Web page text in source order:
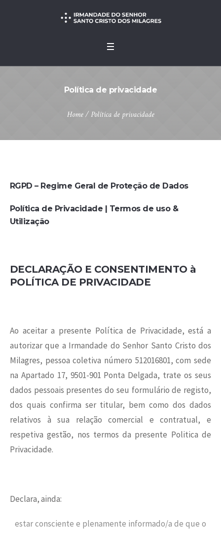
Política de privacidade
Home / Política de privacidade
RGPD – Regime Geral de Proteção de Dados
Política de Privacidade | Termos de uso &
Utilização
DECLARAÇÃO E CONSENTIMENTO à
POLÍTICA DE PRIVACIDADE
Ao aceitar a presente Política de Privacidade, está a
autorizar que a Irmandade do Senhor Santo Cristo dos
Milagres, pessoa coletiva número 512016801, com sede
na Apartado 17, 9501-901 Ponta Delgada, trate os seus
dados pessoais presentes do seu formulário de registo,
dos quais confirma ser titular, bem como dos dados
relativos à sua relação comercial e contratual, e
respetiva gestão, nos termos da presente Politica de
Privacidade.
Declara, ainda:
estar consciente e plenamente informado/a de que o